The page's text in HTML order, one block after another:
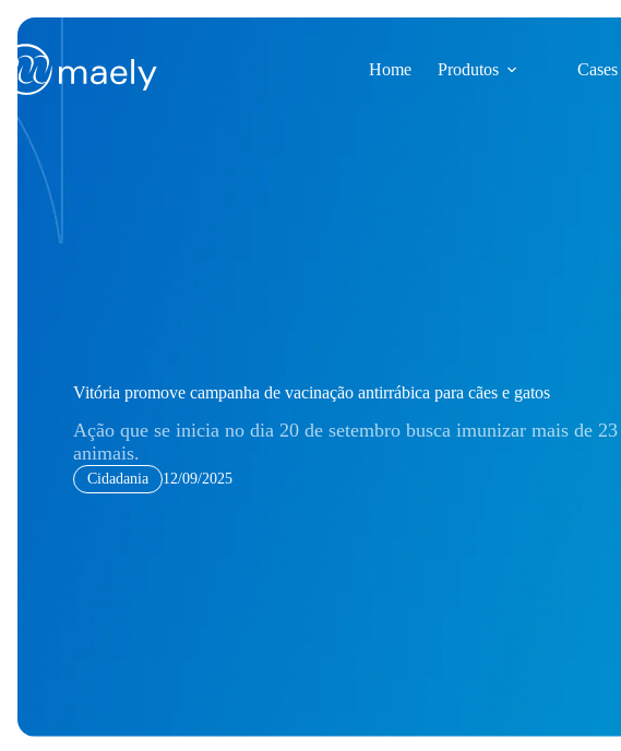
para
conteúdo
Home Produtos Cases
Vitória promove campanha de vacinação antirrábica para cães e gatos
Ação que se inicia no dia 20 de setembro busca imunizar mais de
animais.
Cidadania 12/09/2025